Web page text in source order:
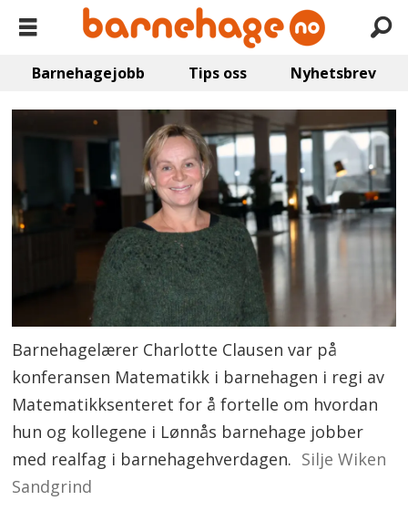
Barnehagejobb Tips oss Nyhetsbrev
Barnehagelærer Charlotte Clausen var på
konferansen Matematikk i barnehagen i regi av
Matematikksenteret for å fortelle om hvordan
hun og kollegene i Lønnås barnehage jobber
med realfag i barnehagehverdagen. Silje Wiken
Sandgrind